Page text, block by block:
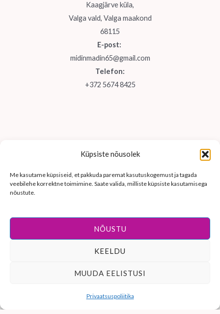
Küpsiste nõusolek
Me kasutame küpsiseid, et pakkuda paremat kasutuskogemust ja tagada
veebilehe korrektne toimimine. Saate valida, milliste küpsiste kasutamisega
nõustute.
NÕUSTU
KEELDU
MUUDA EELISTUSI
Privaatsuspoliitika
Kaagjärve küla,
Valga vald, Valga maakond
68115
E-post:
midinmadin65@gmail.com
Telefon:
+372 5674 8425
Veebilehe on loonudMariNet veebilahendused